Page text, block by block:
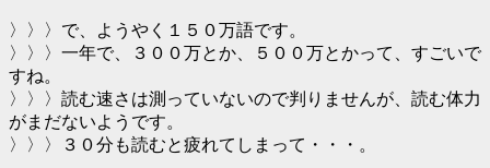
〉〉〉で、ようやく１５０万語です。
〉〉〉一年で、３００万とか、５００万とかって、すごいで
すね。
〉〉〉読む速さは測っていないので判りませんが、読む体力
がまだないようです。
〉〉〉３０分も読むと疲れてしまって・・・。